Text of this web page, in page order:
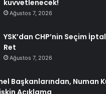
kuvvetlenecek!
Ağustos 7, 2026
YSK’dan CHP’nin Seçim
Ret
Ağustos 7, 2026
Başkanlarından, Numan
Açıklama